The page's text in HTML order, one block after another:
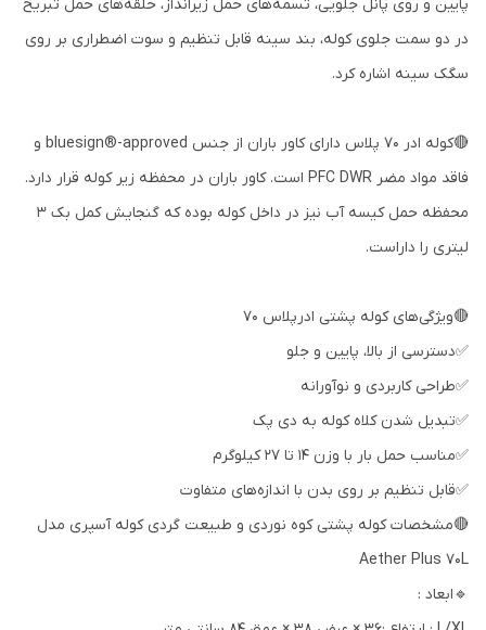
پایین و روی پانل جلویی، تسمه‌های حمل زیرانداز، حلقه‌های حمل تبریخ
در دو سمت جلوی کوله، بند سینه قابل تنظیم و سوت اضطراری بر روی
سگک سینه اشاره کرد.
🔴کوله ادر 70 پلاس دارای کاور باران از جنس bluesign®-approved و
فاقد مواد مضر PFC DWR است. کاور باران در محفظه زیر کوله قرار دارد.
محفظه حمل کیسه آب نیز در داخل کوله بوده که گنجایش کمل بک 3
لیتری را داراست.
🔴ویژگی‌های کوله پشتی ادرپلاس 70
✅دسترسی از بالا، پایین و جلو
✅طراحی کاربردی و نوآورانه
✅تبدیل شدن کلاه کوله به دی پک
✅مناسب حمل بار با وزن 14 تا 27 کیلوگرم
✅قابل تنظیم بر روی بدن با اندازه‌های متفاوت
🔴مشخصات کوله پشتی کوه نوردی و طبیعت گردی کوله آسپری مدل
Aether Plus 70L
🔹ابعاد :